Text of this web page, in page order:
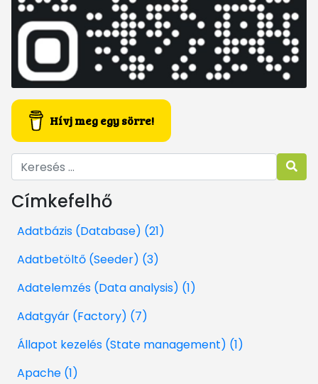
Hívj meg egy sörre!
Címkefelhő
Adatbázis (Database) (21)
Adatbetöltő (Seeder) (3)
Adatelemzés (Data analysis) (1)
Adatgyár (Factory) (7)
Állapot kezelés (State management) (1)
Apache (1)